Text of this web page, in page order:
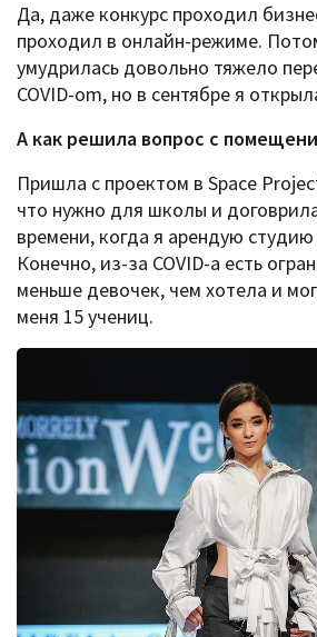
Да, даже конкурс проходил
проходил в онлайн-режиме.
умудрилась довольно тяжело
COVID-om, но в сентябре я
А как решила вопрос с
Пришла с проектом в Space
что нужно для школы и
времени, когда я арендую
Конечно, из-за COVID-a есть
меньше девочек, чем хотела и
меня 15 учениц.